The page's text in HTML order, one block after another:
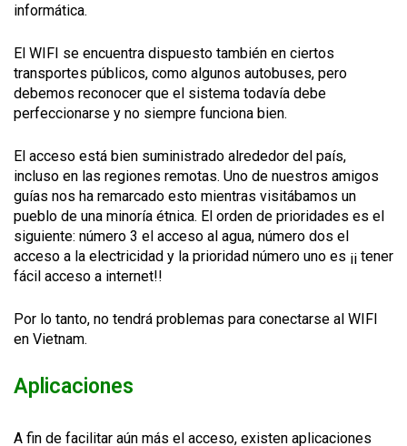
informática.
El WIFI se encuentra dispuesto también en ciertos
transportes públicos, como algunos autobuses, pero
debemos reconocer que el sistema todavía debe
perfeccionarse y no siempre funciona bien.
El acceso está bien suministrado alrededor del país,
incluso en las regiones remotas. Uno de nuestros amigos
guías nos ha remarcado esto mientras visitábamos un
pueblo de una minoría étnica. El orden de prioridades es el
siguiente: número 3 el acceso al agua, número dos el
acceso a la electricidad y la prioridad número uno es ¡¡ tener
fácil acceso a internet!!
Por lo tanto, no tendrá problemas para conectarse al WIFI
en Vietnam.
Aplicaciones
A fin de facilitar aún más el acceso, existen aplicaciones